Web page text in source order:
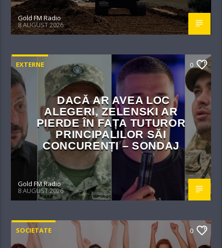
Gold FM Radio
8 AUGUST 2026
EXTERNE 0
DACĂ AR AVEA LOC
ALEGERI, ZELENSKI AR
PIERDE ÎN FAȚA TUTUROR
PRINCIPALILOR SĂI
CONCURENȚI – SONDAJ
Gold FM Radio
8 AUGUST 2026
SOCIETATE 0